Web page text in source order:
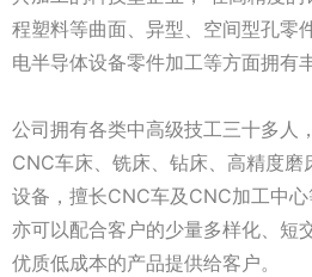
程塑料等曲面、异型、空间型孔零
电半导体设备零件加工等方面拥有
公司拥有各类中高级技工三十多人
CNC车床、铣床、钻床、高精度磨
设备，擅长CNC车及CNC加工中心
亦可以配合客户的少量多样化、短
优质低成本的产品提供给客户。